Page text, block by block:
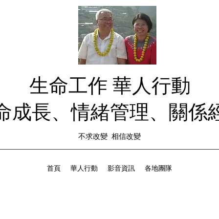
生命工作 華人行動
成長、情緒管理、關係
不求改變 相信改變
首頁 華人行動 影音資訊 各地團隊